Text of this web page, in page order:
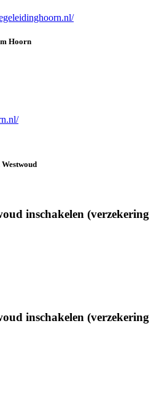
Hoorn
inschakelen (verzekering
inschakelen (verzekering